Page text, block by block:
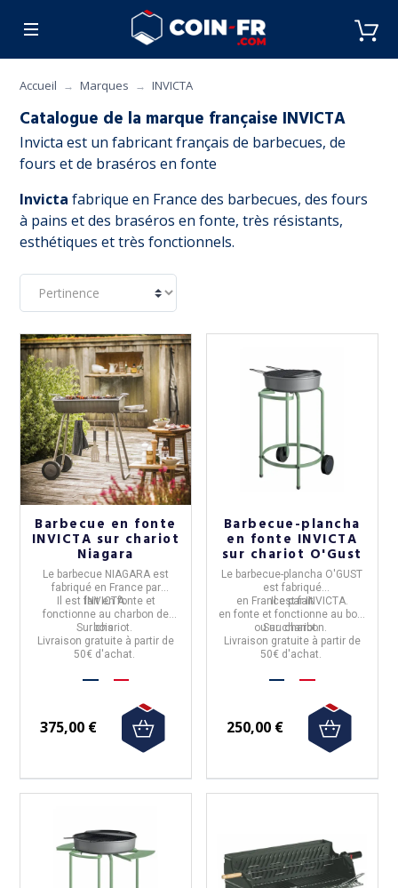
CUISINE MOBILIER
Accueil Marques INVICTA
Catalogue de la marque française INVICTA
Invicta est un fabricant français de barbecues, de
fours et de braséros en fonte
Invictafabrique en France des barbecues, des fours
à pains et des braséros en fonte, très résistants,
esthétiques et très fonctionnels.
Barbecue en fonte
INVICTA sur chariot
Niagara
Le barbecue NIAGARA est
fabriqué en Francepar
INVICTA.
Il est fait enfonteet
fonctionne au charbon de
bois.
Sur chariot.
Livraison gratuite à partir de
50€ d'achat.
375,00 €
Barbecue-plancha
en fonte INVICTA
sur chariot O'Gust
Le barbecue-plancha O'GUST
est fabriqué
en FranceparINVICTA.
Il est fait
en fonteet fonctionne au bois
ou au charbon
Sur chariot.
Livraison gratuite à partir de
50€ d'achat.
250,00 €